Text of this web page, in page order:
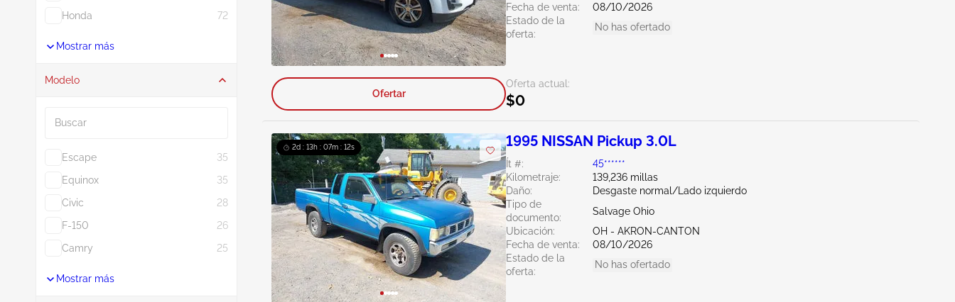
Honda
72
Mostrar más
Modelo
Escape
35
Equinox
35
Civic
28
F-150
26
Camry
25
Mostrar más
Fecha de venta:
08/10/2026
Estado de la
oferta:
No has ofertado
Oferta actual:
$0
Ofertar
2d : 13h : 07m : 11s 1995 NISSAN Pickup 3.0L
Ít #:
45******
Kilometraje:
139,236 millas
Daño:
Desgaste normal/Lado izquierdo
Tipo de
documento:
Salvage Ohio
Ubicación:
OH - AKRON-CANTON
Fecha de venta:
08/10/2026
Estado de la
oferta:
No has ofertado